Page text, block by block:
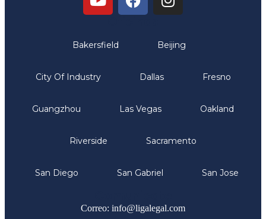
Bakersfield Beijing
City Of Industry Dallas Fresno
Guangzhou Las Vegas Oakland
Riverside Sacramento
San Diego San Gabriel San Jose
Correo: info@ligalegal.com